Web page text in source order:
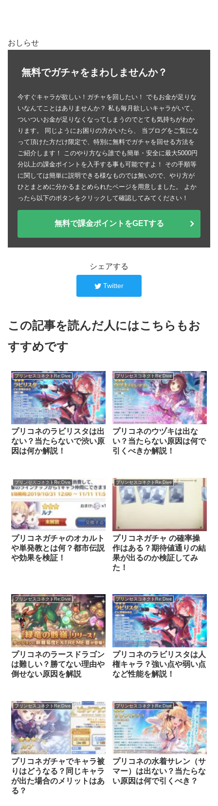
おしらせ
無料でガチャをまわしませんか？
今すぐキャラが欲しい！ガチャを回したい！ でもお金が足りな
いなんてことはありませんか？ 私も毎月欲しいキャラがいて、
ついついお金が足りなくなってしまうのでとても気持ちがわか
ります。 同じようにお困りの方がいたら、 当ブログをご覧にな
って頂けた方だけ限定で、特別に無料でガチャを回せる方法を
ご紹介します！ このやり方なら誰でも簡単・安全に最大5000円
分以上の課金ポイントを入手する事も可能ですよ！ その手順等
に関しては簡単に説明できる様なものでは無いので、やり方が
ひとまとめに分かるまとめられたページを用意しました。 よか
ったら以下のボタンをクリックして確認してみてください！
無料で課金ポイントをGETする
シェアする
Twitter
この記事を読んだ人にはこちらもお
すすめです
プリンセスコネクトRe:Dive
プリコネのラビリスタは出
ない？当たらないで渋い原
因は何か解説！
プリンセスコネクトRe:Dive
プリコネのウヅキは出な
い？当たらない原因は何で
引くべきか解説！
プリンセスコネクトRe:Dive
プリコネガチャのオカルト
や単発教とは何？都市伝説
や効果を検証！
プリンセスコネクトRe:Dive
プリコネガチャ の確率操
作はある？期待値通りの結
果が出るのか検証してみ
た！
プリンセスコネクトRe:Dive
プリコネのラースドラゴン
は難しい？勝てない理由や
倒せない原因を解説
プリンセスコネクトRe:Dive
プリコネのラビリスタは人
権キャラ？強い点や弱い点
など性能を解説！
プリンセスコネクトRe:Dive
プリコネガチャでキャラ被
りはどうなる？同じキャラ
が出た場合のメリットはあ
る？
プリンセスコネクトRe:Dive
プリコネの水着サレン（サ
マー）は出ない？当たらな
い原因は何で引くべき？